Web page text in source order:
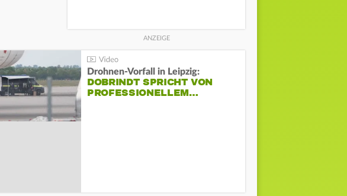
Drohnen-Vorfall in Leipzig:
DOBRINDT SPRICHT VON
PROFESSIONELLEM…